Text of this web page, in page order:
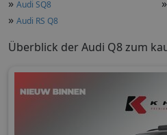
» Audi SQ8 »
» Audi RS Q8
Überblick der Audi Q8 zum